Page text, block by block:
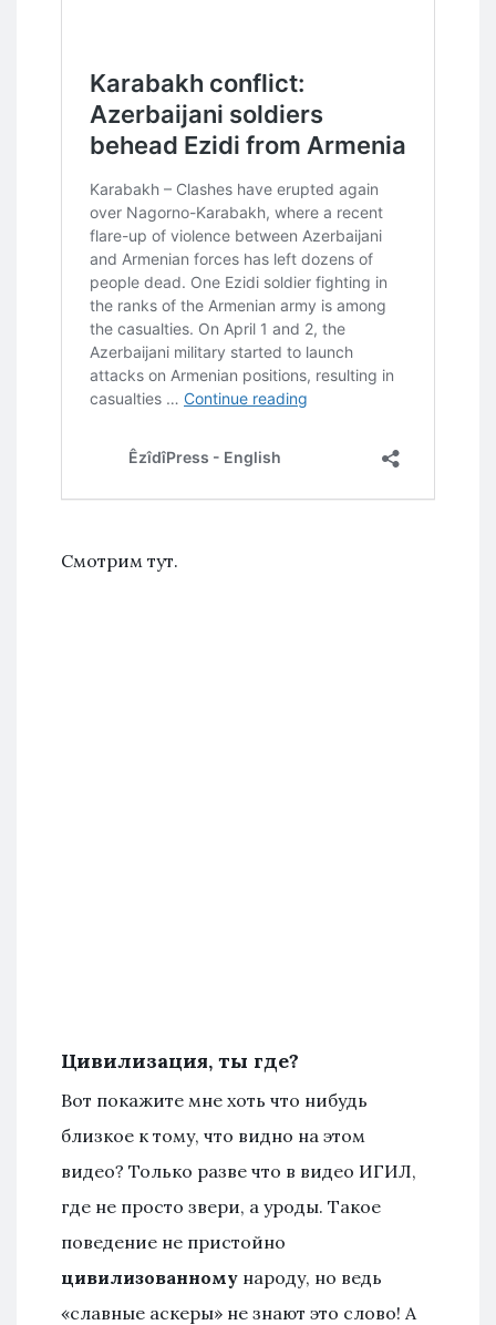
Смотрим тут.
Цивилизация, ты где?
Вот покажите мне хоть что нибудь
близкое к тому, что видно на этом
видео? Только разве что в видео ИГИЛ,
где не просто звери, а уроды. Такое
поведение не пристойно
цивилизованному народу, но ведь
«славные аскеры» не знают это слово! А